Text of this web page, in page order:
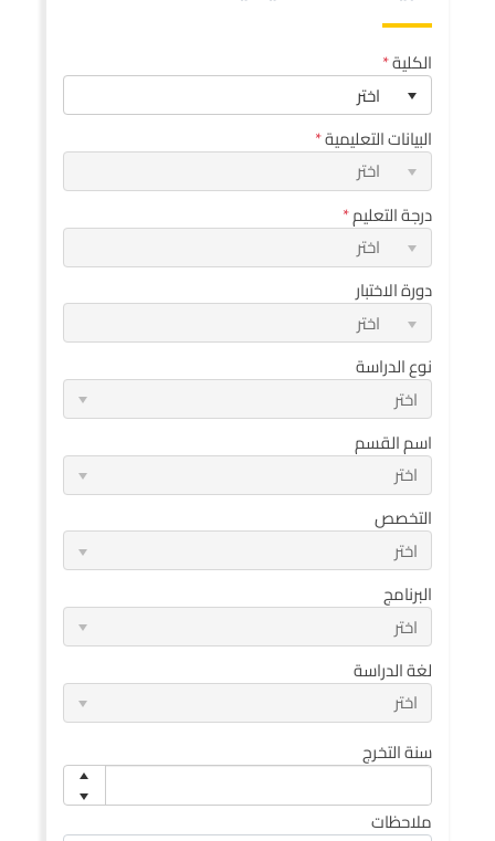
الكلية
اختر
البيانات التعليمية
اختر
درجة التعليم
اختر
دورة الاختبار
اختر
نوع الدراسة
اختر
اسم القسم
اختر
التخصص
اختر
البرنامج
اختر
لغة الدراسة
اختر
سنة التخرج
ملاحظات